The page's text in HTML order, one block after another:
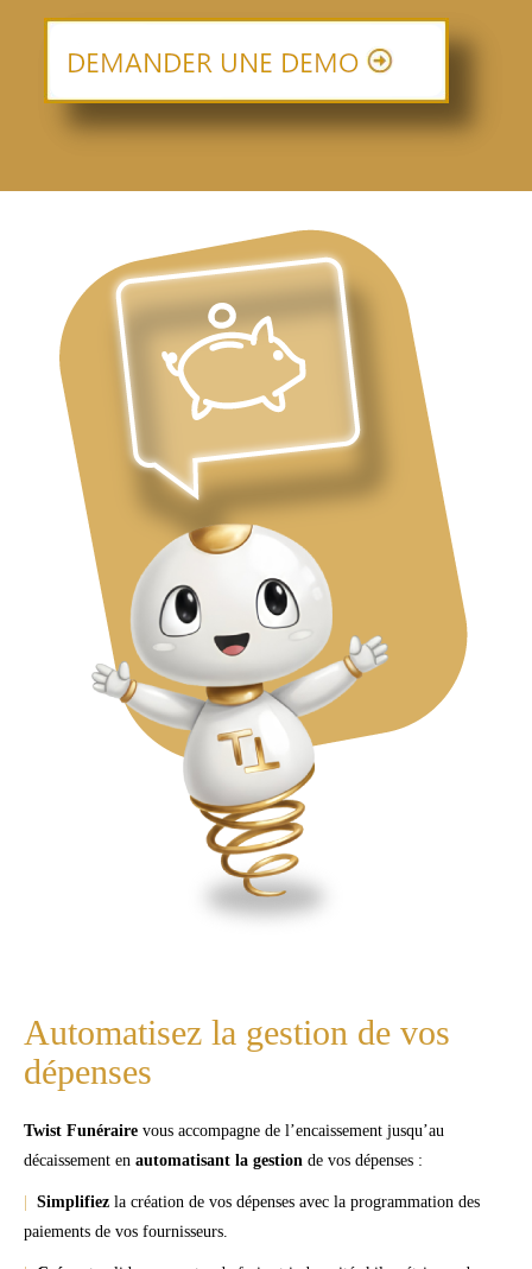
Automatisez la gestion de vos
dépenses
Twist Funéraire vous accompagne de l’encaissement jusqu’au
décaissement en automatisant la gestion de vos dépenses :
| Simplifiez la création de vos dépenses avec la programmation des
paiements de vos fournisseurs.